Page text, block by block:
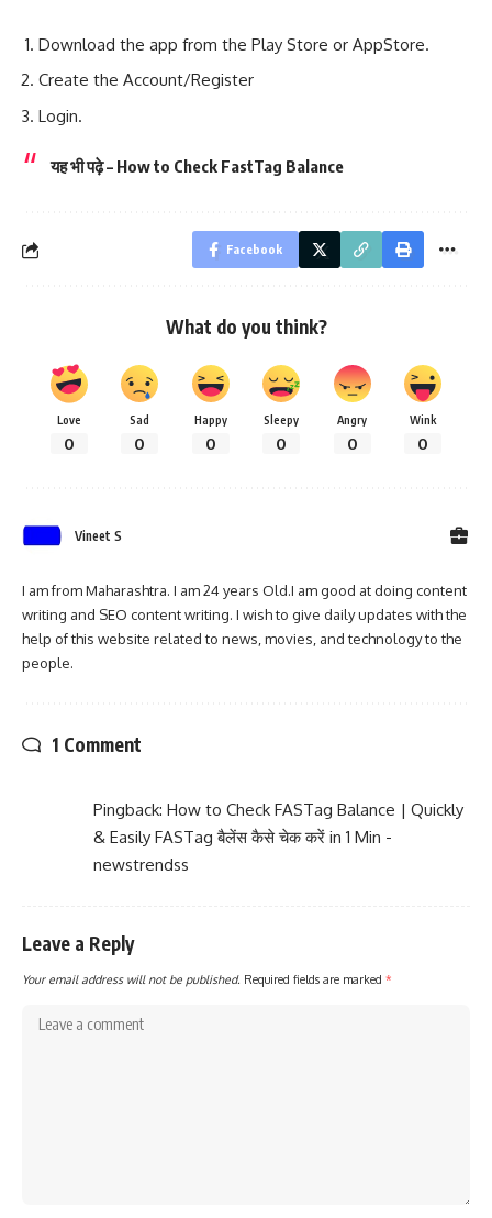
Download the app from the Play Store or AppStore.
Create the Account/Register
Login.
यह भी पढ़े– How to Check FastTag Balance
Facebook
What do you think?
Love
0
Sad
0
Happy
0
Sleepy
0
Angry
0
Wink
0
Vineet S
I am from Maharashtra. I am 24 years Old.I am good at doing content
writing and SEO content writing. I wish to give daily updates with the
help of this website related to news, movies, and technology to the
people.
1 Comment
Pingback: How to Check FASTag Balance | Quickly
& Easily FASTag बैलेंस कैसे चेक करें in 1 Min -
newstrendss
Leave a Reply
Your email address will not be published. Required fields are marked *